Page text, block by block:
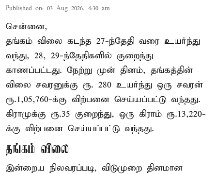
Published on: 03 Aug 2026, 4:30 am
சென்னை,
தங்கம் விலை கடந்த 27-ந்தேதி வரை உயர்ந்து
வந்து, 28, 29-ந்தேதிகளில் குறைந்து
காணப்பட்டது. நேற்று முன் தினம், தங்கத்தின்
விலை சவரனுக்கு ரூ. 280 உயர்ந்து ஒரு சவரன்
ரூ.1,05,760-க்கு விற்பனை செய்யப்பட்டு வந்தது.
கிராமுக்கு ரூ.35 குறைந்து, ஒரு கிராம் ரூ.13,220-
க்கு விற்பனை செய்யப்பட்டு வந்தது.
தங்கம் விலை
இன்றைய நிலவரப்படி, விடுமுறை தினமான